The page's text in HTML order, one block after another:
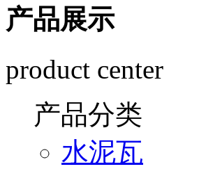
产品展示
product center
产品分类
水泥瓦